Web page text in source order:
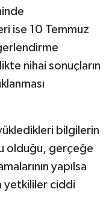
ise 10 Temmuz
nihai sonuçların
bilgilerin
olduğu, gerçeğe
yapılsa
yetkililer ciddi